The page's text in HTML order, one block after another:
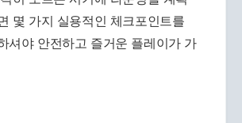
몇 가지 실용적인 체크포인트를
셔야 안전하고 즐거운 플레이가 가